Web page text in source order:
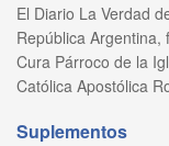
El Diario La Verdad
República
Cura Párroco de la
Católica Apostólica
Suplementos